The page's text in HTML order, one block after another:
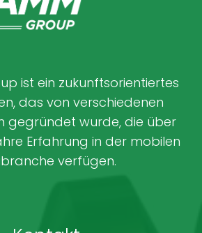
ist ein zukunftsorientiertes
das von verschiedenen
gegründet wurde, die über
Erfahrung in der mobilen
verfügen.